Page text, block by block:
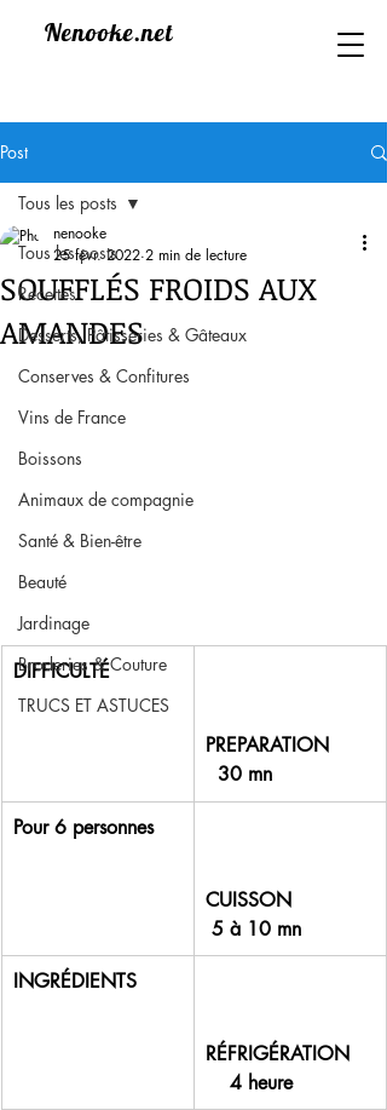
Nenooke.net
Post
Tous les posts
Recettes
Desserts, Pâtisseries & Gâteaux
Conserves & Confitures
Vins de France
Boissons
Animaux de compagnie
Santé & Bien-être
Beauté
Jardinage
Broderies & Couture
TRUCS ET ASTUCES
Tous les posts
SOUFFLÉS FROIDS AUX
AMANDES
nenooke
25 févr. 2022 2 min de lecture
DIFFICULTÉ
PREPARATION
  30 mn
Pour 6 personnes
CUISSON
5 à 10 mn
INGRÉDIENTS
RÉFRIGÉRATION
    4 heure